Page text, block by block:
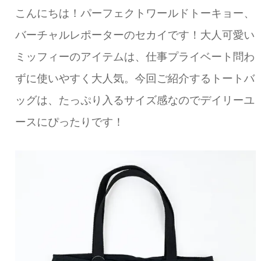
こんにちは！パーフェクトワールドトーキョー、
バーチャルレポーターのセカイです！大人可愛い
ミッフィーのアイテムは、仕事プライベート問わ
ずに使いやすく大人気。今回ご紹介するトートバ
ッグは、たっぷり入るサイズ感なのでデイリーユ
ースにぴったりです！